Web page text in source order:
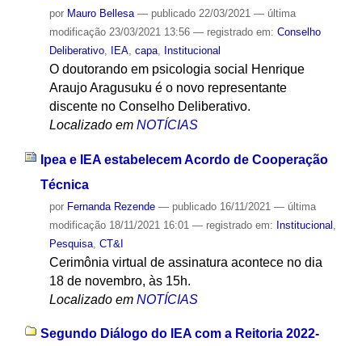
por Mauro Bellesa — publicado22/03/2021 — última
modificação23/03/2021 13:56 — registrado em: Conselho
Deliberativo, IEA, capa, Institucional
O doutorando em psicologia social Henrique
Araujo Aragusuku é o novo representante
discente no Conselho Deliberativo.
Localizado em NOTÍCIAS
Ipea e IEA estabelecem Acordo de Cooperação
Técnica
por Fernanda Rezende — publicado16/11/2021 — última
modificação18/11/2021 16:01 — registrado em: Institucional
Pesquisa, CT&I
Cerimônia virtual de assinatura acontece no dia
18 de novembro, às 15h.
Localizado em NOTÍCIAS
Segundo Diálogo do IEA com a Reitoria 2022-